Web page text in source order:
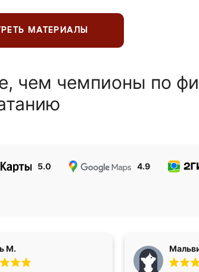
МАТЕРИАЛЫ
чем чемпионы по
5.0 4.9
М.